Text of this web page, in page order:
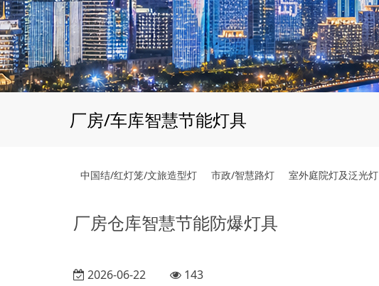
厂房/车库智慧节能灯具
中国结/红灯笼/文旅造型灯 市政/智慧路灯 室外庭院灯及泛光灯
厂房仓库智慧节能防爆灯具
2026-06-22 143